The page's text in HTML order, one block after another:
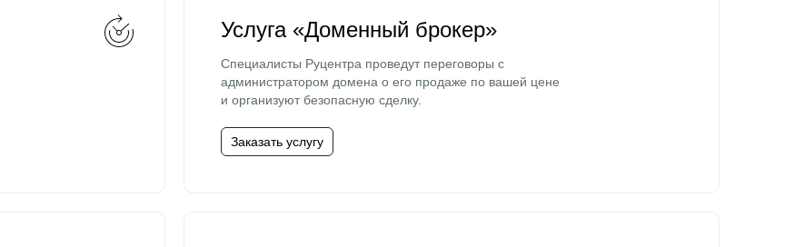
Услуга «Доменный брокер»
Специалисты Руцентра проведут переговоры с
администратором домена о его продаже по вашей цене
и организуют безопасную сделку.
Заказать услугу